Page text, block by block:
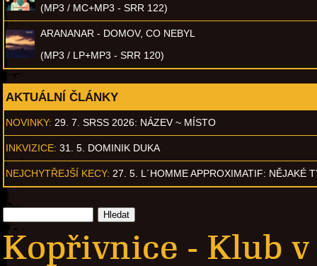
(MP3 / MC+MP3 - SRR 122)
ARANANAR - DOMOV, CO NEBYL
(MP3 / LP+MP3 - SRR 120)
AKTUÁLNÍ ČLÁNKY
NOVINKY: 29. 7. SRSS 2026: NÁZEV ~ MÍSTO
INKVIZICE: 31. 5. DOMINIK DUKA
NEJCHYTŘEJŠÍ KECY: 27. 5. L´HOMME APPROXIMATIF: NĚJAKÉ
Kopřivnice - Klub